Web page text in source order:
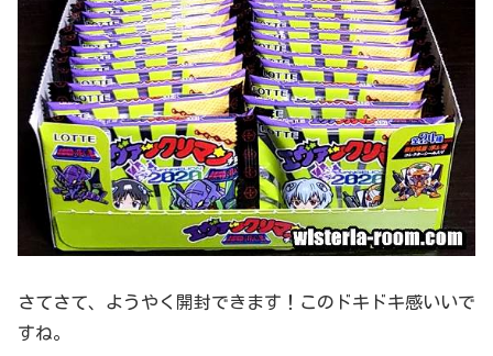
さてさて、ようやく開封できます！このドキドキ感いいで
すね。